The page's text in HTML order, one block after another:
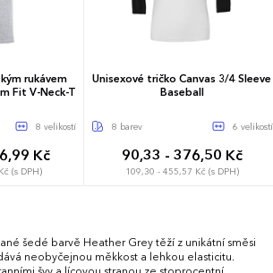
rukávem
Fit V-Neck-T
8 velikostí
Kč
(s DPH)
Unisexové tričko Canvas 3/4 Sleeve
Baseball
8 barev 6 velikostí
90,33 - 376,50 Kč
109,30 - 455,57 Kč (s DPH)
šedé barvě Heather Grey těží z unikátní směsi
neobyčejnou měkkost a lehkou elasticitu.